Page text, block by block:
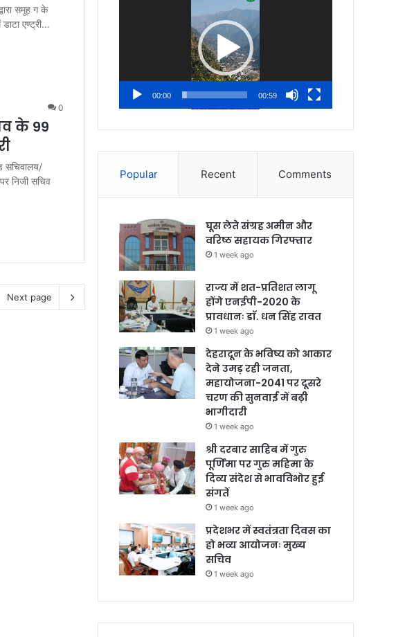
समूह ग के
एण्ट्री…
0
के 99
सचिवालय/
निजी सचिव
Next page
00:00 00:59
Popular Recent Comments
घूस लेते संग्रह अमीन और
वरिष्ठ सहायक गिरफ्तार
1 week ago
राज्य में शत-प्रतिशत लागू
होंगे एनईपी-2020 के
प्रावधानः डाॅ. धन सिंह रावत
1 week ago
देहरादून के भविष्य को आकार
देने उमड़ रही जनता,
महायोजना-2041 पर दूसरे
चरण की सुनवाई में बढ़ी
भागीदारी
1 week ago
श्री दरबार साहिब में गुरु
पूर्णिमा पर गुरु महिमा के
दिव्य संदेश से भावविभोर हुई
संगतें
1 week ago
प्रदेशभर में स्वतंत्रता दिवस का
हो भव्य आयोजनः मुख्य
सचिव
1 week ago